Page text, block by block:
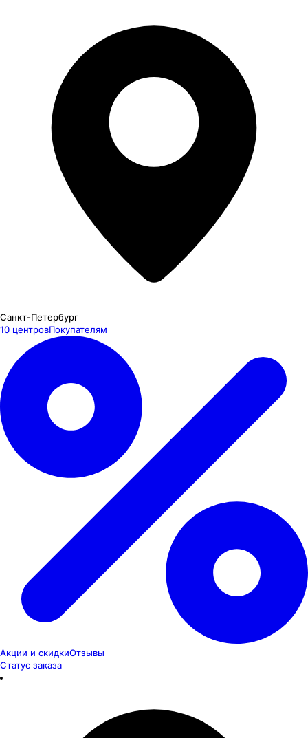
Санкт-Петербург
10 центровПокупателям
Акции и скидкиОтзывы
Статус заказа